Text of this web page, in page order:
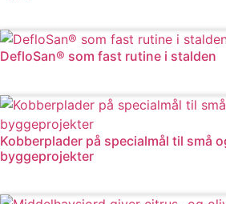
DefloSan® som fast rutine i stalden
Kobberplader på specialmål til små
byggeprojekter